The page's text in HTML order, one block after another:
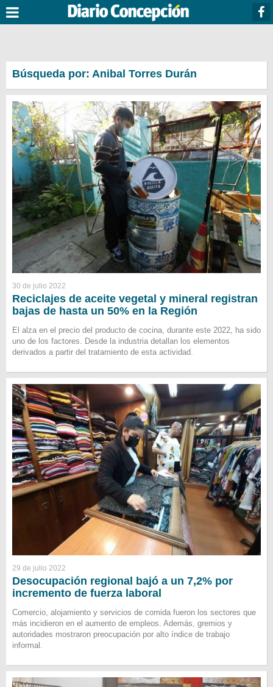
Búsqueda por: Anibal Torres Durán
30 de julio 2022
Reciclajes de aceite vegetal y mineral registran
bajas de hasta un 50% en la Región
El alza en el precio del producto de cocina, durante este 2022, ha sido
uno de los factores. Desde la industria detallan los elementos
derivados a partir del tratamiento de esta actividad.
29 de julio 2022
Desocupación regional bajó a un 7,2% por
incremento de fuerza laboral
Comercio, alojamiento y servicios de comida fueron los sectores que
más incidieron en el aumento de empleos. Además, gremios y
autoridades mostraron preocupación por alto índice de trabajo
informal.